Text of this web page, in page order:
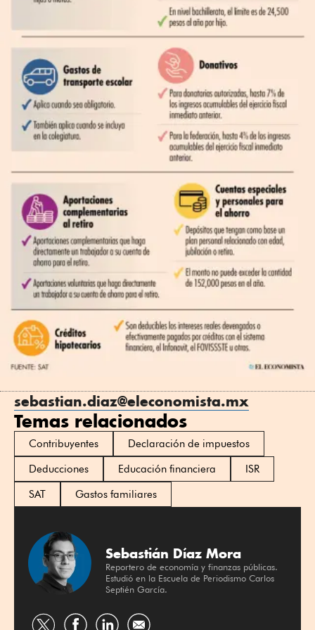
sebastian.diaz@eleconomista.mx
Temas relacionados
Contribuyentes
Declaración de impuestos
Deducciones
Educación financiera
ISR
SAT
Gastos familiares
Sebastián Díaz Mora
Reportero de economía y finanzas públicas.
Estudió en la Escuela de Periodismo Carlos
Septién García.